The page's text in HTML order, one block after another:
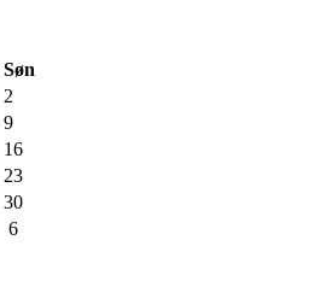
Søn
2
9
16
23
30
6